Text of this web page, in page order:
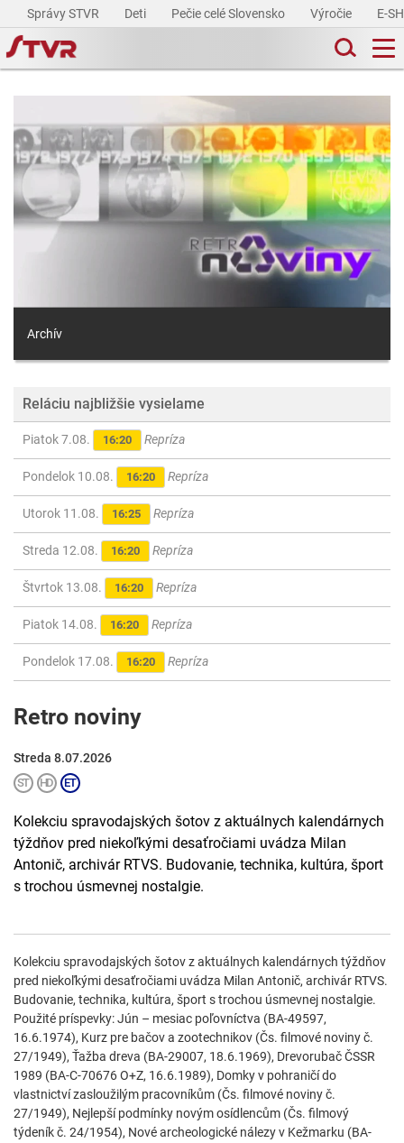
Správy STVR Deti Pečie celé Slovensko Výročie E-
Archív
Reláciu najbližšie vysielame
Piatok 7.08. 16:20 Repríza
Pondelok 10.08. 16:20 Repríza
Utorok 11.08. 16:25 Repríza
Streda 12.08. 16:20 Repríza
Štvrtok 13.08. 16:20 Repríza
Piatok 14.08. 16:20 Repríza
Pondelok 17.08. 16:20 Repríza
Retro noviny
Streda 8.07.2026
Kolekciu spravodajských šotov z aktuálnych kalendárnych
týždňov pred niekoľkými desaťročiami uvádza Milan
Antonič, archivár RTVS. Budovanie, technika, kultúra, šport
s trochou úsmevnej nostalgie.
Kolekciu spravodajských šotov z aktuálnych kalendárnych týždňov
pred niekoľkými desaťročiami uvádza Milan Antonič, archivár RTVS.
Budovanie, technika, kultúra, šport s trochou úsmevnej nostalgie.
Použité príspevky: Jún – mesiac poľovníctva (BA-49597,
16.6.1974), Kurz pre bačov a zootechnikov (Čs. filmové noviny č.
27/1949), Ťažba dreva (BA-29007, 18.6.1969), Drevorubač ČSSR
1989 (BA-C-70676 O+Z, 16.6.1989), Domky v pohraničí do
vlastnictví zasloužilým pracovníkům (Čs. filmové noviny č.
27/1949), Nejlepší podmínky novým osídlencům (Čs. filmový
týdeník č. 24/1954), Nové archeologické nálezy v Kežmarku (BA-